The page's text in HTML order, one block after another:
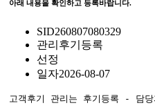
아래 내용을 확인하고 등록바랍니다.
SID260807080329
관리 후기등록
선정
일자2026-08-07
고객후기 관리는 후기등록 -